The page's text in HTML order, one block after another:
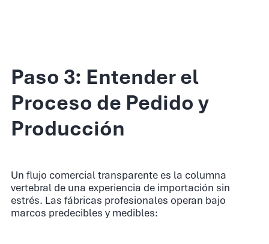
Paso 3: Entender el
Proceso de Pedido y
Producción
Un flujo comercial transparente es la columna
vertebral de una experiencia de importación sin
estrés. Las fábricas profesionales operan bajo
marcos predecibles y medibles: